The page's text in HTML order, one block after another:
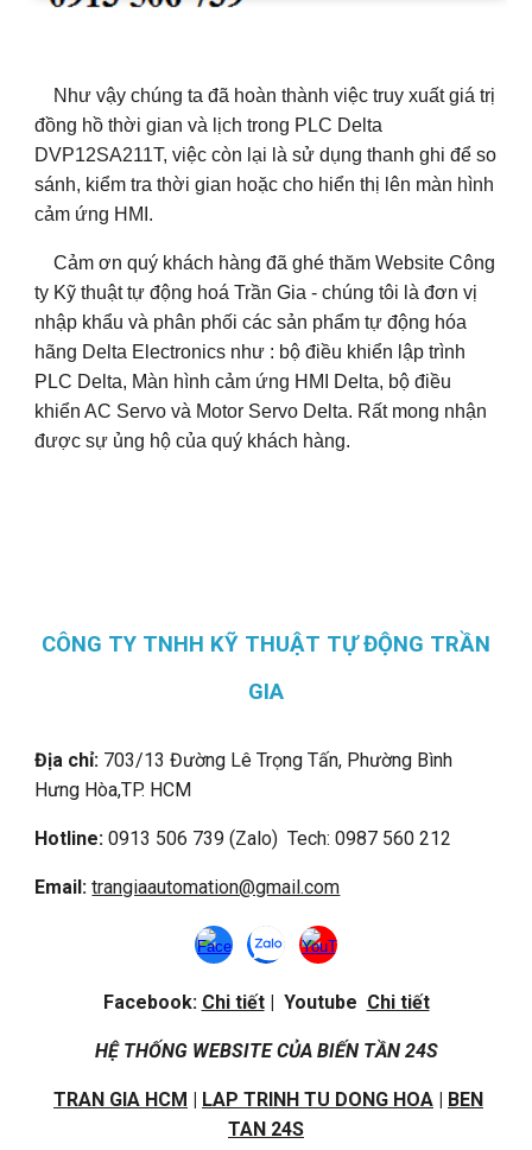
Như vậy chúng ta đã hoàn thành việc truy xuất giá trị
đồng hồ thời gian và lịch trong PLC Delta
DVP12SA211T, việc còn lại là sử dụng thanh ghi để so
sánh, kiểm tra thời gian hoặc cho hiển thị lên màn hình
cảm ứng HMI.
Cảm ơn quý khách hàng đã ghé thăm Website Công
ty Kỹ thuật tự động hoá Trần Gia - chúng tôi là đơn vị
nhập khẩu và phân phối các sản phẩm tự động hóa
hãng Delta Electronics như : bộ điều khiển lập trình
PLC Delta, Màn hình cảm ứng HMI Delta, bộ điều
khiển AC Servo và Motor Servo Delta. Rất mong nhận
được sự ủng hộ của quý khách hàng.
CÔNG TY TNHH KỸ THUẬT TỰ ĐỘNG TRẦN
GIA
Địa chỉ: 703/13 Đường Lê Trọng Tấn, Phường Bình
Hưng Hòa,TP. HCM
Hotline: 0913 506 739 (Zalo) Tech: 0987 560 212
Email:trangiaautomation@gmail.com
Facebook: Chi tiết| Youtube Chi tiết
HỆ THỐNG WEBSITE CỦA BIẾN TẦN 24S
TRAN GIA HCM | LAP TRINH TU DONG HOA | BEN
TAN 24S